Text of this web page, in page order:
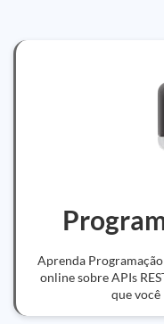
Aprenda
online sobre APIs
que